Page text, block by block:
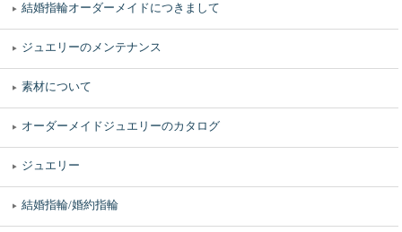
結婚指輪オーダーメイドにつきまして
ジュエリーのメンテナンス
素材について
オーダーメイドジュエリーのカタログ
ジュエリー
結婚指輪/婚約指輪